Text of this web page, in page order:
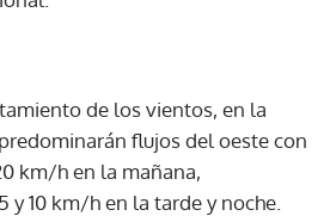
de los vientos, en la
predominarán flujos del oeste con
km/h en la mañana,
10 km/h en la tarde y noche.